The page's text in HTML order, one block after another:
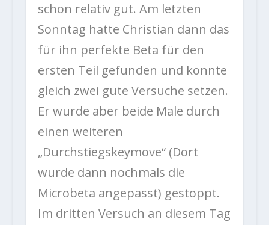
schon relativ gut. Am letzten
Sonntag hatte Christian dann das
für ihn perfekte Beta für den
ersten Teil gefunden und konnte
gleich zwei gute Versuche setzen.
Er wurde aber beide Male durch
einen weiteren
„Durchstiegskeymove“ (Dort
wurde dann nochmals die
Microbeta angepasst) gestoppt.
Im dritten Versuch an diesem Tag